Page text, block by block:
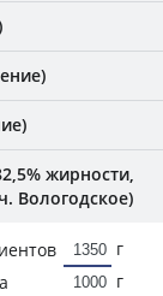
жирности,
Вологодское)
г
г